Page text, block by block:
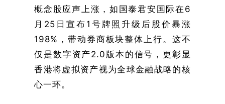
概念股应声上涨，如国泰君安国际在6
月25日宣布1号牌照升级后股价暴涨
198%，带动券商板块整体上行。这不
仅是数字资产2.0版本的信号，更彰显
香港将虚拟资产视为全球金融战略的核
心一环。